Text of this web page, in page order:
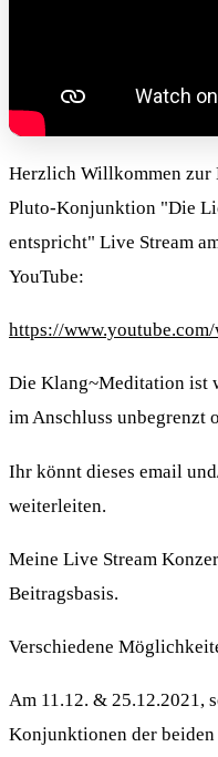
Herzlich Willkommen zur
Pluto-Konjunktion "Die
entspricht" Live Stream
YouTube:
https://
Die Klang~Meditation ist
im Anschluss unbegrenzt
Ihr könnt dieses email
weiterleiten.
Meine Live Stream
Beitragsbasis.
Verschiedene
Am 11.12. & 25.12.2021,
Konjunktionen der